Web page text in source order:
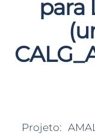
para
Projeto: